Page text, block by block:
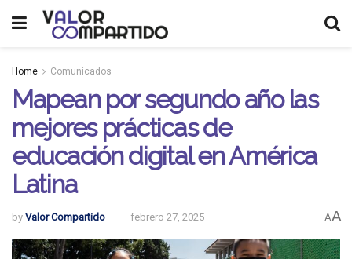
Home Comunicados
Mapean por segundo año las
mejores prácticas de
educación digital en América
Latina
by Valor Compartido febrero 27, 2025 AA